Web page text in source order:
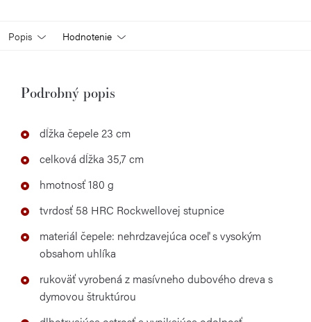
Popis Hodnotenie
Podrobný popis
dĺžka čepele 23 cm
celková dĺžka 35,7 cm
hmotnosť 180 g
tvrdosť 58 HRC Rockwellovej stupnice
materiál čepele: nehrdzavejúca oceľ s vysokým
obsahom uhlíka
rukoväť vyrobená z masívneho dubového dreva s
dymovou štruktúrou